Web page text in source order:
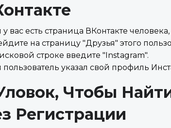
у вас есть страница ВКонтакте
на страницу "Друзья" этого
строке введите "Instagram".
пользователь указал свой профиль
Чтобы
Регистрации